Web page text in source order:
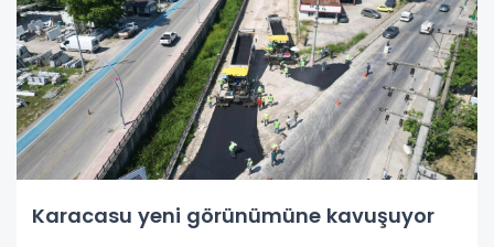
Karacasu yeni görünümüne kavuşuyor